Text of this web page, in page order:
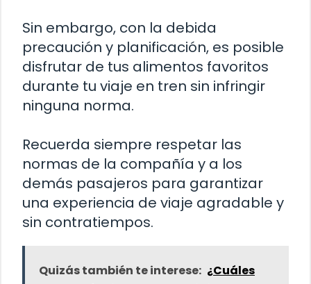
Sin embargo, con la debida
precaución y planificación, es posible
disfrutar de tus alimentos favoritos
durante tu viaje en tren sin infringir
ninguna norma.
Recuerda siempre respetar las
normas de la compañía y a los
demás pasajeros para garantizar
una experiencia de viaje agradable y
sin contratiempos.
Quizás también te interese: ¿Cuáles